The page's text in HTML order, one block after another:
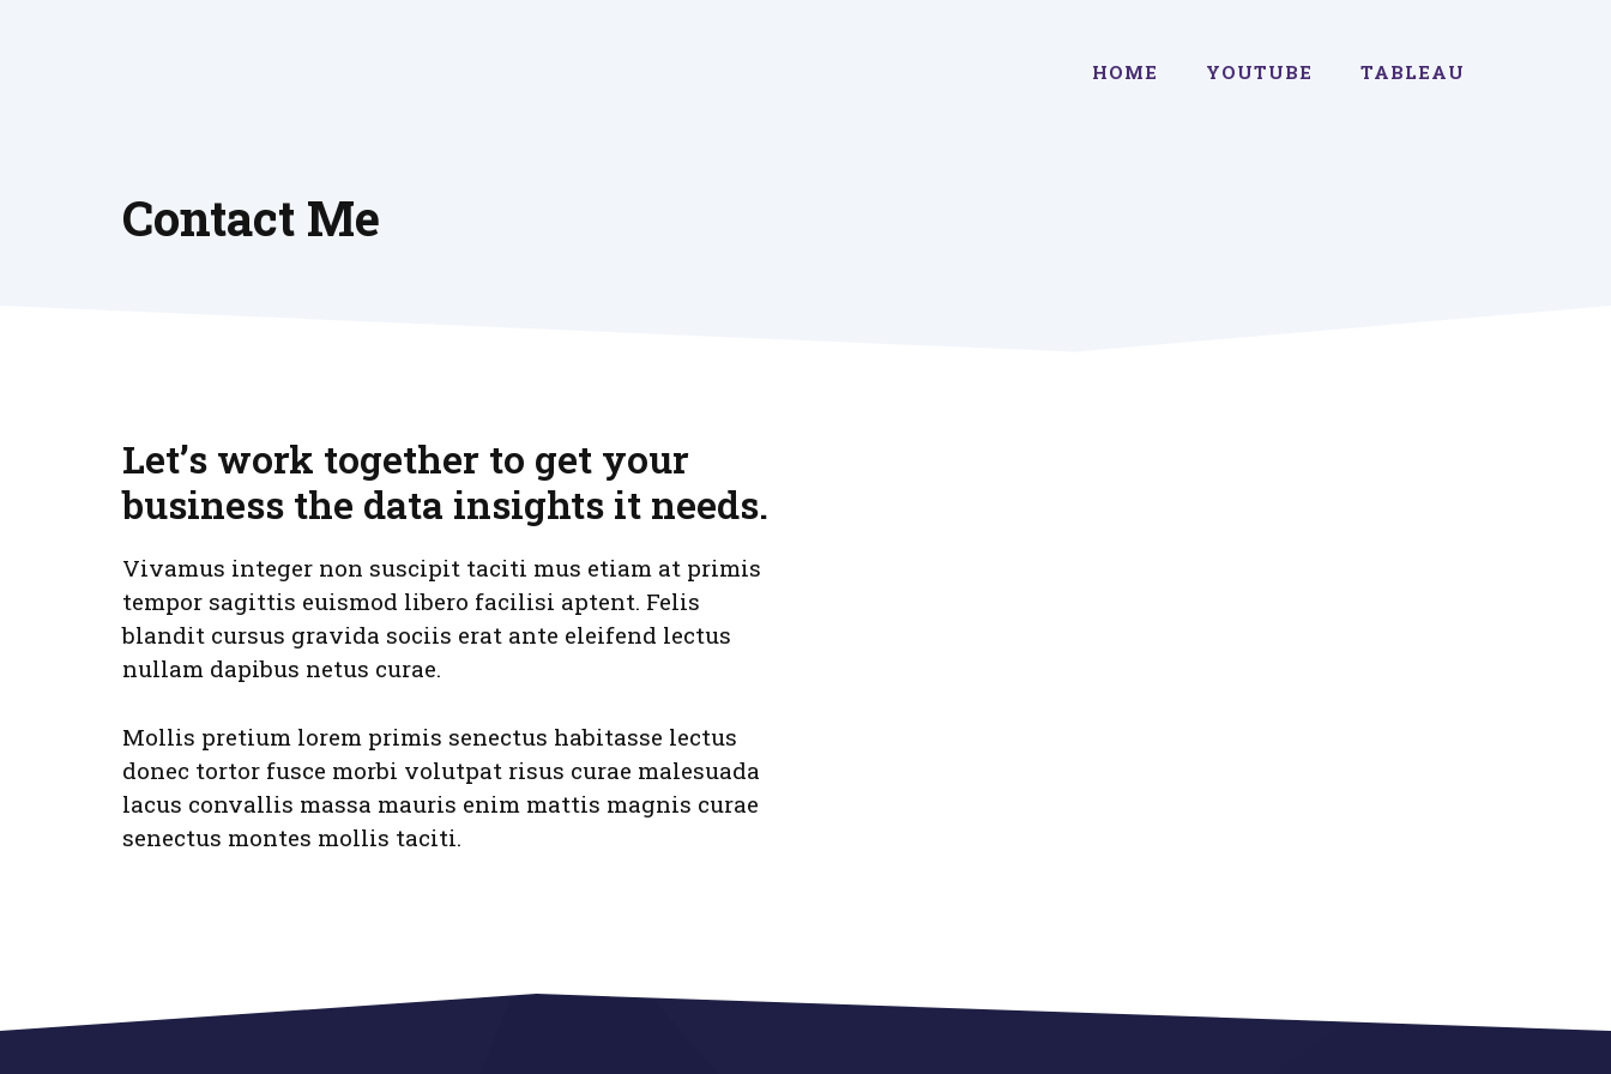
HOME YOUTUBE TABLEAU
Contact Me
Let’s work together to get your
business the data insights it needs.
Vivamus integer non suscipit taciti mus etiam at primis
tempor sagittis euismod libero facilisi aptent. Felis
blandit cursus gravida sociis erat ante eleifend lectus
nullam dapibus netus curae.
Mollis pretium lorem primis senectus habitasse lectus
donec tortor fusce morbi volutpat risus curae malesuada
lacus convallis massa mauris enim mattis magnis curae
senectus montes mollis taciti.